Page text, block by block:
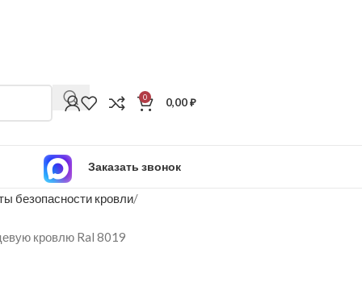
0 0,00₽
Заказать звонок
безопасности кровли
кровлю Ral 8019